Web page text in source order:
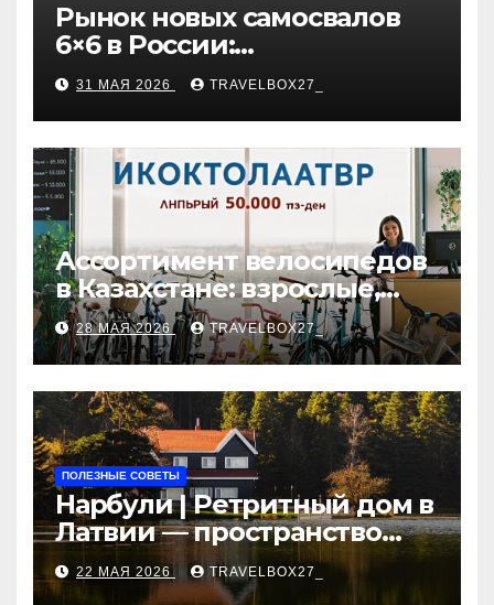
Рынок новых самосвалов
6×6 в России:
характеристики и цены
31 МАЯ 2026 TRAVELBOX27_
Ассортимент велосипедов
в Казахстане: взрослые,
детские и городские
модели, ценовые
категории и варианты
рассрочки
28 МАЯ 2026 TRAVELBOX27_
ПОЛЕЗНЫЕ СОВЕТЫ
Нарбули | Ретритный дом в
Латвии — пространство
для саморазвития и
восстановления
22 МАЯ 2026 TRAVELBOX27_